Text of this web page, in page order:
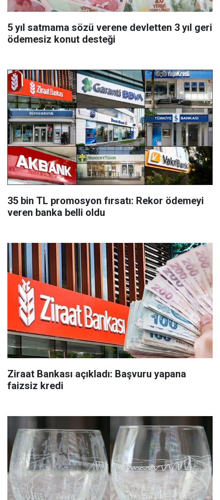
5 yıl satmama sözü verene devletten 3 yıl geri
ödemesiz konut desteği
35 bin TL promosyon fırsatı: Rekor ödemeyi
veren banka belli oldu
Ziraat Bankası açıkladı: Başvuru yapana
faizsiz kredi